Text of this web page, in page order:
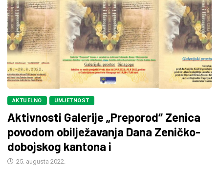
AKTUELNO UMJETNOST
Aktivnosti Galerije „Preporod“ Zenica
povodom obilježavanja Dana Zeničko-
dobojskog kantona i
25. augusta 2022.